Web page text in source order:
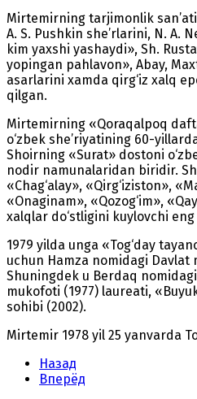
Mirtemirning tarjimonlik
A. S. Pushkin she’rlarini, N. A.
kim yaxshi yashaydi», Sh.
yopingan pahlavon», Abay,
asarlarini xamda qirg‘iz xalq
qilgan.
Mirtemirning «Qoraqalpoq
o‘zbek she’riyatining 60-
Shoirning «Surat» dostoni
nodir namunalaridan biridir.
«Chag‘alay», «Qirg‘iziston»,
«Onaginam», «Qozog‘im»,
xalqlar do‘stligini kuylovchi
1979 yilda unga «Tog‘day
uchun Hamza nomidagi
Shuningdek u Berdaq
mukofoti (1977) laureati,
sohibi (2002).
Mirtemir 1978 yil 25 yanvarda
Назад
Вперёд